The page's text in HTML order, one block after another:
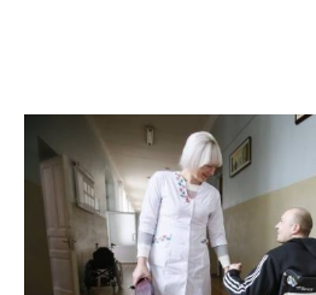
МІТКИ: АТО,НОВОСТИ НИКОПОЛЯ